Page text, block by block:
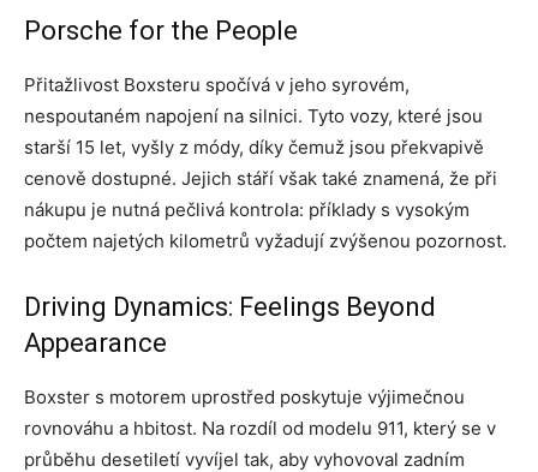
Porsche for the People
Přitažlivost Boxsteru spočívá v jeho syrovém,
nespoutaném napojení na silnici. Tyto vozy, které jsou
starší 15 let, vyšly z módy, díky čemuž jsou překvapivě
cenově dostupné. Jejich stáří však také znamená, že při
nákupu je nutná pečlivá kontrola: příklady s vysokým
počtem najetých kilometrů vyžadují zvýšenou pozornost.
Driving Dynamics: Feelings Beyond
Appearance
Boxster s motorem uprostřed poskytuje výjimečnou
rovnováhu a hbitost. Na rozdíl od modelu 911, který se v
průběhu desetiletí vyvíjel tak, aby vyhovoval zadním